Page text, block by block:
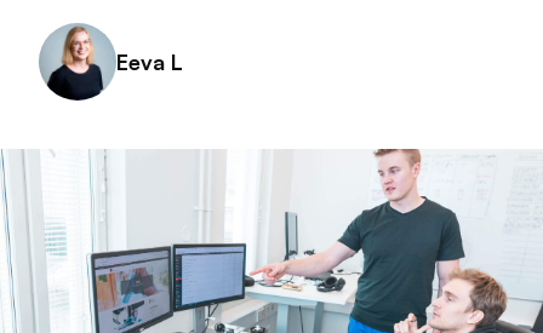
Eeva L